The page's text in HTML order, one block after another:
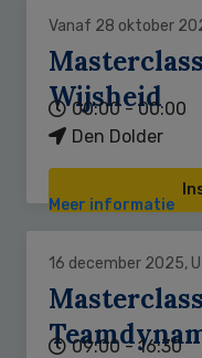
Vanaf 28 oktober
Wijsheid
00:00 - 00:00
Den Dolder
Meer informatie
16 december 2025,
Masterclass
09:00 - 16:30